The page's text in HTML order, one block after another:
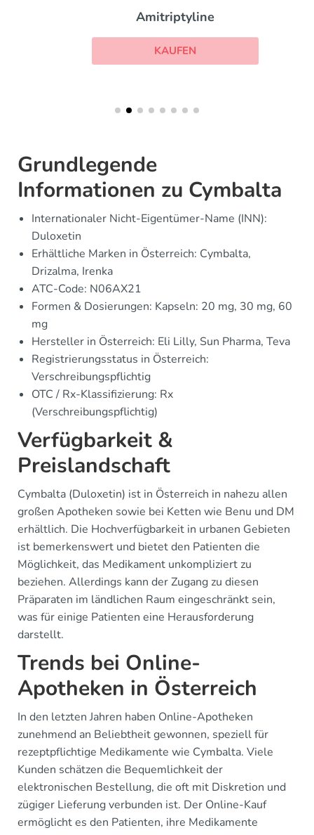
Amitriptyline
KAUFEN
Grundlegende
Informationen zu Cymbalta
Internationaler Nicht-Eigentümer-Name (INN):
Duloxetin
Erhältliche Marken in Österreich: Cymbalta,
Drizalma, Irenka
ATC-Code: N06AX21
Formen & Dosierungen: Kapseln: 20 mg, 30 mg, 60
mg
Hersteller in Österreich: Eli Lilly, Sun Pharma, Teva
Registrierungsstatus in Österreich:
Verschreibungspflichtig
OTC / Rx-Klassifizierung: Rx
(Verschreibungspflichtig)
Verfügbarkeit &
Preislandschaft
Cymbalta (Duloxetin) ist in Österreich in nahezu allen
großen Apotheken sowie bei Ketten wie Benu und DM
erhältlich. Die Hochverfügbarkeit in urbanen Gebieten
ist bemerkenswert und bietet den Patienten die
Möglichkeit, das Medikament unkompliziert zu
beziehen. Allerdings kann der Zugang zu diesen
Präparaten im ländlichen Raum eingeschränkt sein,
was für einige Patienten eine Herausforderung
darstellt.
Trends bei Online-
Apotheken in Österreich
In den letzten Jahren haben Online-Apotheken
zunehmend an Beliebtheit gewonnen, speziell für
rezeptpflichtige Medikamente wie Cymbalta. Viele
Kunden schätzen die Bequemlichkeit der
elektronischen Bestellung, die oft mit Diskretion und
zügiger Lieferung verbunden ist. Der Online-Kauf
ermöglicht es den Patienten, ihre Medikamente